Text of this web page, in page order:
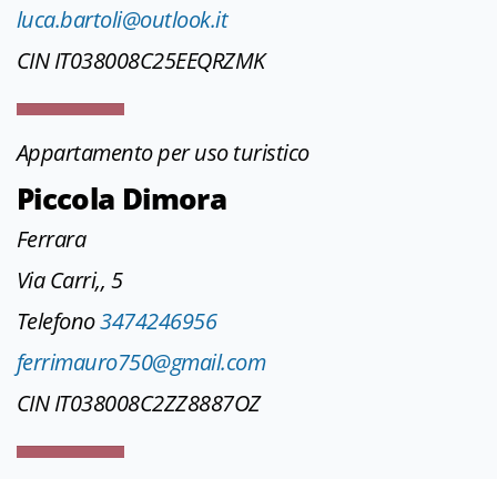
luca.bartoli@outlook.it
CIN IT038008C25EEQRZMK
Appartamento per uso turistico
Piccola Dimora
Ferrara
Via Carri,, 5
Telefono3474246956
ferrimauro750@gmail.com
CIN IT038008C2ZZ8887OZ